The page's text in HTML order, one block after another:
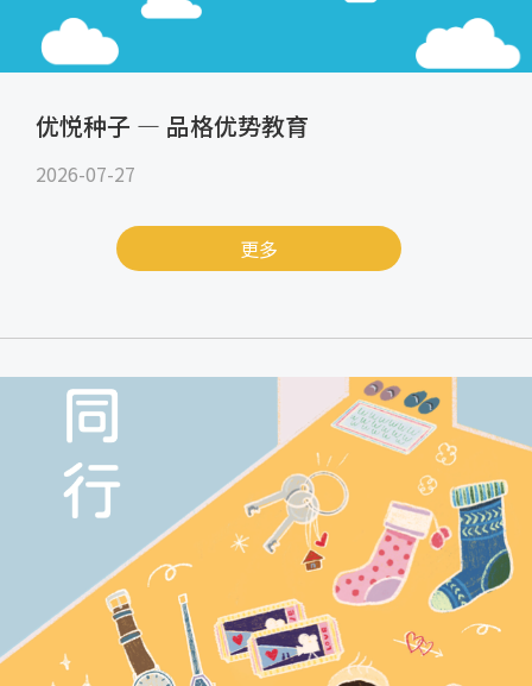
优悦种子 — 品格优势教育
2026-07-27
更多